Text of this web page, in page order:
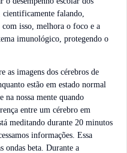
cientificamente falando,
com isso, melhora o foco e a
imunológico, protegendo o
as imagens dos cérebros de
estão em estado normal
na nossa mente quando
entre um cérebro em
meditando durante 20 minutos
informações. Essa
ondas beta. Durante a